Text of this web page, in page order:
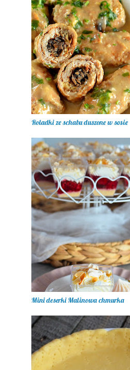
Roladki ze schabu duszone w sosie
Mini deserki Malinowa chmurka